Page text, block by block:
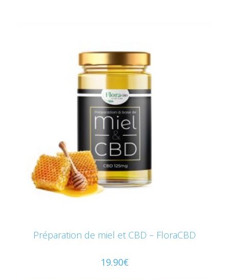
Préparation de miel et CBD – FloraCBD
19.90€